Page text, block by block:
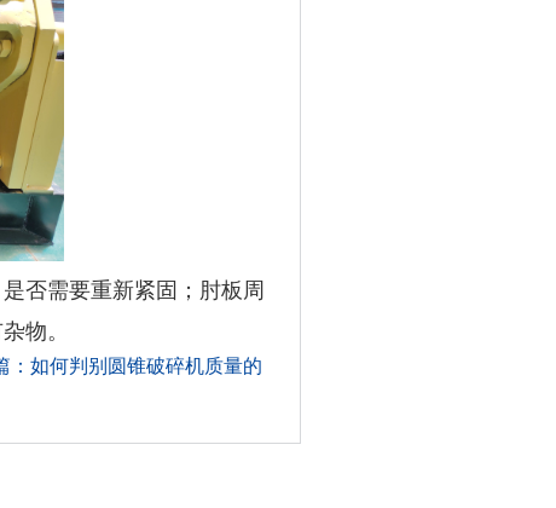
否需要重新紧固；肘板周
物。
：如何判别圆锥破碎机质量的